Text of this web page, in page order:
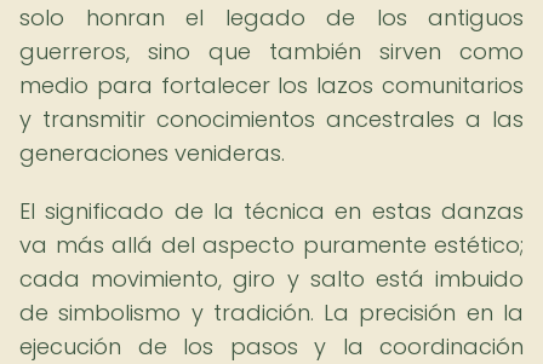
solo honran el legado de los antiguos
guerreros, sino que también sirven como
medio para fortalecer los lazos comunitarios
y transmitir conocimientos ancestrales a las
generaciones venideras.
El significado de la técnica en estas danzas
va más allá del aspecto puramente estético;
cada movimiento, giro y salto está imbuido
de simbolismo y tradición. La precisión en la
ejecución de los pasos y la coordinación